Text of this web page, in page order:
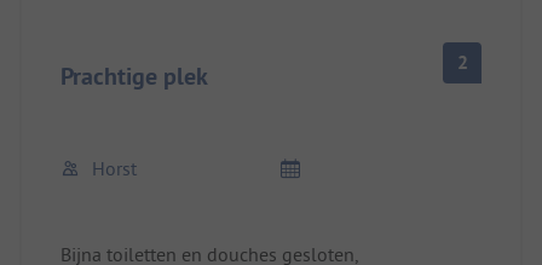
Prachtige plek 2
Horst
Bijna toiletten en douches gesloten,